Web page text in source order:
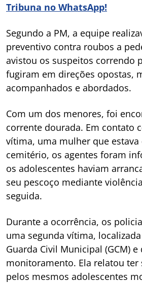
Tribuna no WhatsApp!
Segundo a PM, a equipe
preventivo contra roubos a
avistou os suspeitos correndo
fugiram em direções opostas,
acompanhados e abordados.
Com um dos menores, foi
corrente dourada. Em contato
vítima, uma mulher que
cemitério, os agentes foram
os adolescentes haviam
seu pescoço mediante
seguida.
Durante a ocorrência, os
uma segunda vítima,
Guarda Civil Municipal (GCM)
monitoramento. Ela relatou ter
pelos mesmos adolescentes